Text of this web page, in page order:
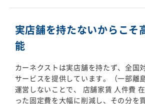
実店舗を持たないからこそ
能
カーネクストは実店舗を持たず、全国
サービスを提供しています。（一部離
運営しないことで、 店舗家賃 人件費
った固定費を大幅に削減し、その分を